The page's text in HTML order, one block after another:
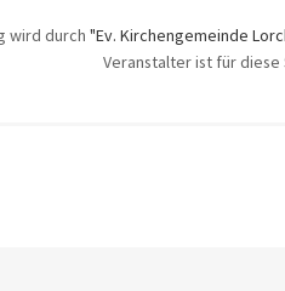
wird durch "Ev. Kirchengemeinde
Veranstalter ist für